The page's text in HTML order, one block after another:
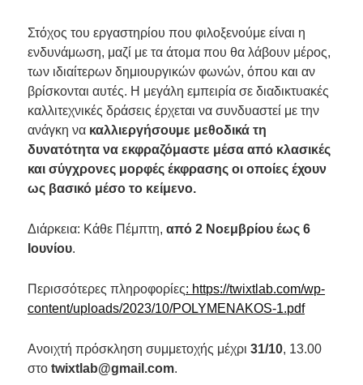
Στόχος του εργαστηρίου που φιλοξενούμε είναι η
ενδυνάμωση, μαζί με τα άτομα που θα λάβουν μέρος,
των ιδιαίτερων δημιουργικών φωνών, όπου και αν
βρίσκονται αυτές. Η μεγάλη εμπειρία σε διαδικτυακές
καλλιτεχνικές δράσεις έρχεται να συνδυαστεί με την
ανάγκη να καλλιεργήσουμε μεθοδικά τη
δυνατότητα να εκφραζόμαστε μέσα από κλασικές
και σύγχρονες μορφές έκφρασης οι οποίες έχουν
ως βασικό μέσο το κείμενο.
Διάρκεια: Κάθε Πέμπτη,από 2 Νοεμβρίου έως 6
Ιουνίου.
Περισσότερες πληροφορίες: https://twixtlab.com/wp-
content/uploads/2023/10/POLYMENAKOS-1.pdf
Ανοιχτή πρόσκληση συμμετοχής μέχρι31/10, 13.00
στο twixtlab@gmail.com.